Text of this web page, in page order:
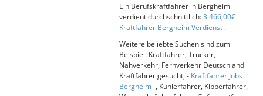
Ein Berufskraftfahrer in Bergheim
verdient durchschnittlich:3.466,00€
Kraftfahrer Bergheim Verdienst .
Weitere beliebte Suchen sind zum
Beispiel: Kraftfahrer, Trucker,
Nahverkehr, Fernverkehr Deutschland
Kraftfahrer gesucht, - Kraftfahrer Jobs
Bergheim-, Kühlerfahrer, Kipperfahrer,